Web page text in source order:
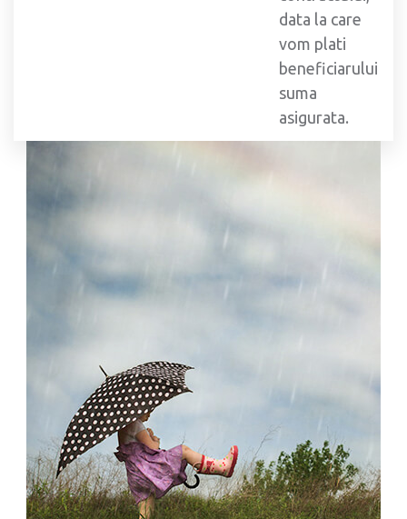
data la care
vom plati
beneficiarului
suma
asigurata.